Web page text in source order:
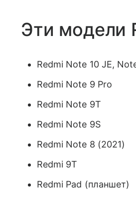
Эти модели
Redmi Note 10 JE,
Redmi Note 9 Pro
Redmi Note 9T
Redmi Note 9S
Redmi Note 8 (2021)
Redmi 9T
Redmi Pad (планшет)